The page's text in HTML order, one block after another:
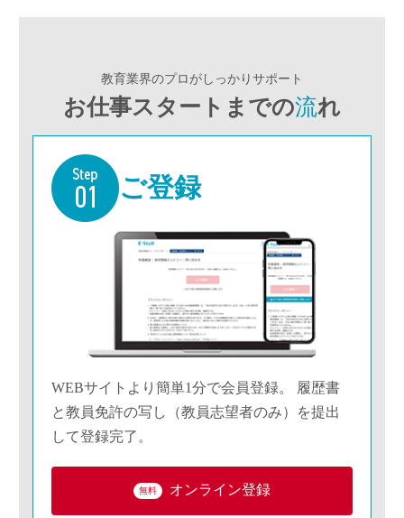
教育業界のプロがしっかりサポート
お仕事スタートまでの流れ
ご登録
WEBサイトより簡単1分で会員登録。 履歴書
と教員免許の写し（教員志望者のみ）を提出
して登録完了。
無料 オンライン登録